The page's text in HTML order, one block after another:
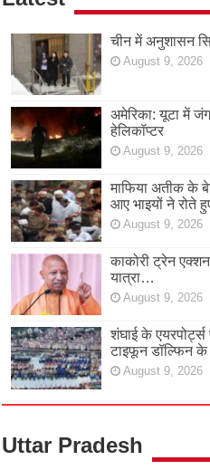
चीन में अनुशासन
August 9, 2026
अमेरिका: यूटा में
हेलिकॉप्टर
August 9, 2026
माफिया अतीक के
आए भाइयों ने रोते
August 9, 2026
काकोरी ट्रेन
यात्रा…
August 9, 2026
शंघाई के
टाइफून डॉल्फिन
August 9, 2026
Uttar Pradesh